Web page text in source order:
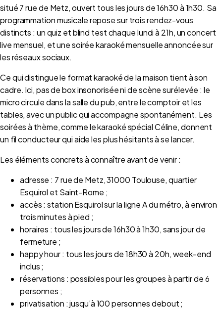
situé 7 rue de Metz, ouvert tous les jours de 16h30 à 1h30. Sa
programmation musicale repose sur trois rendez-vous
distincts : un quiz et blind test chaque lundi à 21h, un concert
live mensuel, et une soirée karaoké mensuelle annoncée sur
les réseaux sociaux.
Ce qui distingue le format karaoké de la maison tient à son
cadre. Ici, pas de box insonorisée ni de scène surélevée : le
micro circule dans la salle du pub, entre le comptoir et les
tables, avec un public qui accompagne spontanément. Les
soirées à thème, comme le karaoké spécial Céline, donnent
un fil conducteur qui aide les plus hésitants à se lancer.
Les éléments concrets à connaître avant de venir :
adresse : 7 rue de Metz, 31000 Toulouse, quartier
Esquirol et Saint-Rome ;
accès : station Esquirol sur la ligne A du métro, à environ
trois minutes à pied ;
horaires : tous les jours de 16h30 à 1h30, sans jour de
fermeture ;
happy hour : tous les jours de 18h30 à 20h, week-end
inclus ;
réservations : possibles pour les groupes à partir de 6
personnes ;
privatisation : jusqu’à 100 personnes debout ;